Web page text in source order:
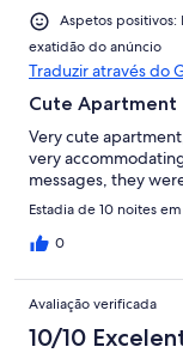
Aspetos positivos:
exatidão do anúncio
Traduzir através do
Cute Apartment
Very cute
very
messages, they
Estadia de 10 noites
0
Avaliação verificada
10/10